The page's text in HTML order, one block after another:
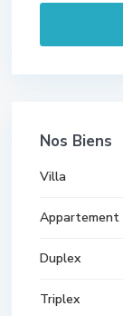
Nos Biens
Villa
Appartement
Duplex
Triplex